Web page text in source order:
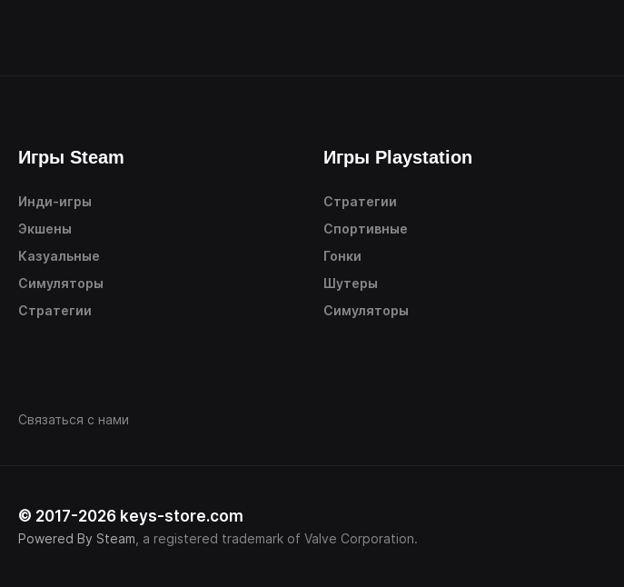
Игры Steam
Инди-игры
Экшены
Казуальные
Симуляторы
Стратегии
Игры Playstation
Стратегии
Спортивные
Гонки
Шутеры
Симуляторы
Связаться с нами
© 2017-2026 keys-store.com
Powered By Steam , a registered trademark of Valve Corporation.